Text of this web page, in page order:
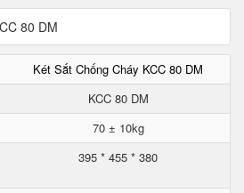
Két Sắt Chống Cháy KCC 80 DM
KCC 80 DM
70 ± 10kg
395 * 455 * 380